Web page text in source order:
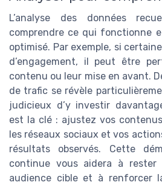
L’analyse des données
comprendre ce qui fonctionne
optimisé. Par exemple, si
d’engagement, il peut être
contenu ou leur mise en avant.
de trafic se révèle
judicieux d’y investir
est la clé : ajustez vos
les réseaux sociaux et vos
résultats observés. Cette
continue vous aidera à
audience cible et à renforcer